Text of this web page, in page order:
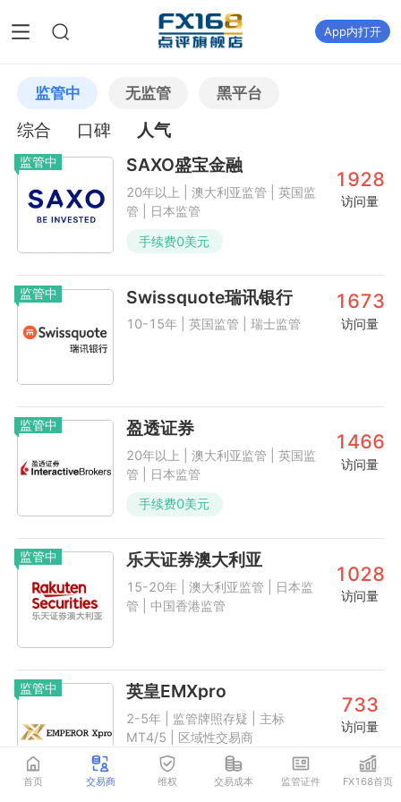
App内打开
监管中 无监管 黑平台
综合 口碑 人气
监管中 SAXO盛宝金融
20年以上 | 澳大利亚监管 | 英国监
管 | 日本监管
1928
访问量
手续费0美元
监管中 Swissquote瑞讯银行
10-15年 | 英国监管 | 瑞士监管
1673
访问量
监管中 盈透证券
20年以上 | 澳大利亚监管 | 英国监
管 | 日本监管
1466
访问量
手续费0美元
监管中 乐天证券澳大利亚
15-20年 | 澳大利亚监管 | 日本监
管 | 中国香港监管
1028
访问量
监管中 英皇EMXpro
2-5年 | 监管牌照存疑 | 主标
MT4/5 | 区域性交易商
733
访问量
首页 交易商 维权 交易成本 监管证件 FX168首页